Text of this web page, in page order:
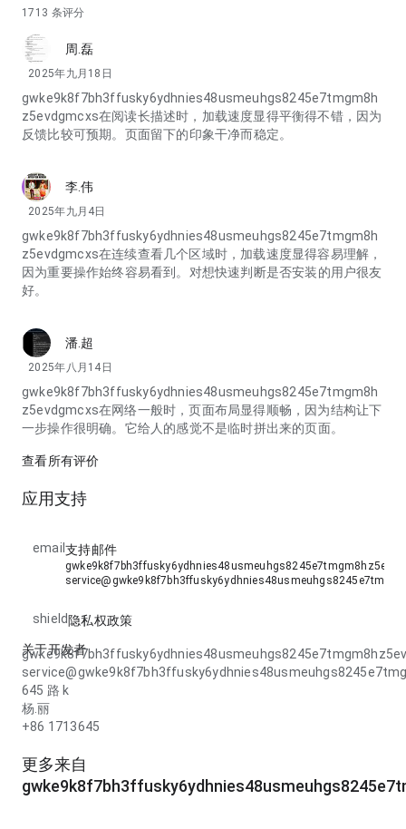
1713 条评分
周.磊
2025年九月18日
gwke9k8f7bh3ffusky6ydhnies48usmeuhgs8245e7tmgm8h
z5evdgmcxs在阅读长描述时，加载速度显得平衡得不错，因为
反馈比较可预期。页面留下的印象干净而稳定。
李.伟
2025年九月4日
gwke9k8f7bh3ffusky6ydhnies48usmeuhgs8245e7tmgm8h
z5evdgmcxs在连续查看几个区域时，加载速度显得容易理解，
因为重要操作始终容易看到。对想快速判断是否安装的用户很友
好。
潘.超
2025年八月14日
gwke9k8f7bh3ffusky6ydhnies48usmeuhgs8245e7tmgm8h
z5evdgmcxs在网络一般时，页面布局显得顺畅，因为结构让下
一步操作很明确。它给人的感觉不是临时拼出来的页面。
查看所有评价
应用支持
email 支持邮件
shield隐私权政策
关于开发者
645 路 k
杨.丽
+86 1713645
更多来自